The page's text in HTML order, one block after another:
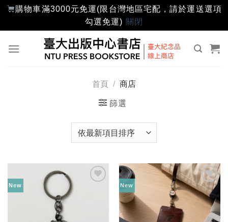
購物車滿3000元免運(限台灣地區宅配，請於運送選項
勾選免運) 關閉
首頁 / 商店
篩選
New New
加入
「願
望輕
單」